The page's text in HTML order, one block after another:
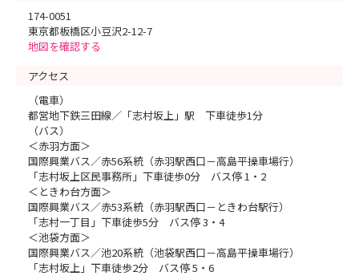
174-0051
東京都板橋区小豆沢2-12-7
地図を確認する
アクセス
（電車）
都営地下鉄三田線／「志村坂上」駅 下車徒歩1分
（バス）
＜赤羽方面＞
国際興業バス／赤56系統（赤羽駅西口－高島平操車場行）
「志村坂上区民事務所」下車徒歩0分 バス停 1・2
＜ときわ台方面＞
国際興業バス／赤53系統（赤羽駅西口－ときわ台駅行）
「志村一丁目」下車徒歩5分 バス停 3・4
＜池袋方面＞
国際興業バス／池20系統（池袋駅西口－高島平操車場行）
「志村坂上」下車徒歩2分 バス停 5・6